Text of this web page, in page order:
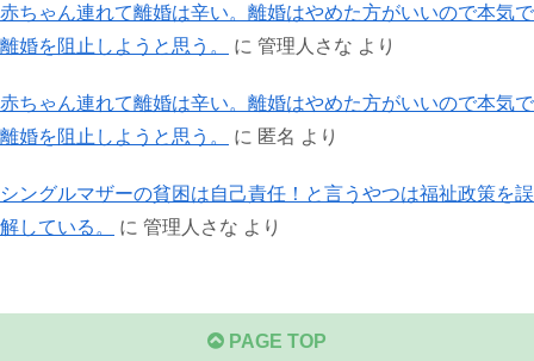
赤ちゃん連れて離婚は辛い。離婚はやめた方がいいので本気で
離婚を阻止しようと思う。
に 管理人さな より
赤ちゃん連れて離婚は辛い。離婚はやめた方がいいので本気で
離婚を阻止しようと思う。
に 匿名 より
シングルマザーの貧困は自己責任！と言うやつは福祉政策を誤
解している。
に 管理人さな より
PAGE TOP